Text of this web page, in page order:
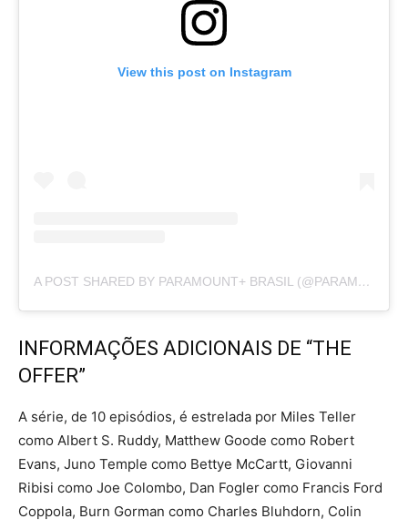
View this post on Instagram
A POST SHARED BY PARAMOUNT+ BRASIL (@PARAMOUNTPLUSBR)
INFORMAÇÕES ADICIONAIS DE “THE
OFFER”
A série, de 10 episódios, é estrelada por Miles Teller
como Albert S. Ruddy, Matthew Goode como Robert
Evans, Juno Temple como Bettye McCartt, Giovanni
Ribisi como Joe Colombo, Dan Fogler como Francis Ford
Coppola, Burn Gorman como Charles Bluhdorn, Colin